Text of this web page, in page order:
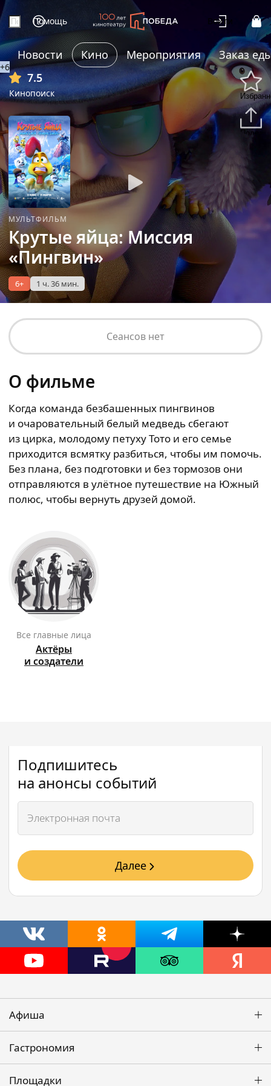
Помощь Войти
Новости Кино Мероприятия
Заказ
7.5
Кинопоиск
+6
МУЛЬТФИЛЬМ
Крутые яйца: Миссия
«Пингвин»
6+ 1 ч. 36 мин.
Сеансов нет
О фильме
Когда команда безбашенных пингвинов
и очаровательный белый медведь сбегают
из цирка, молодому петуху Тото и его семье
приходится всмятку разбиться, чтобы им помочь.
Без плана, без подготовки и без тормозов они
отправляются в улётное путешествие на Южный
полюс, чтобы вернуть друзей домой.
Все главные лица
Актёры
и создатели
Подпишитесь
на анонсы событий
Далее
Афиша
Гастрономия
Площадки